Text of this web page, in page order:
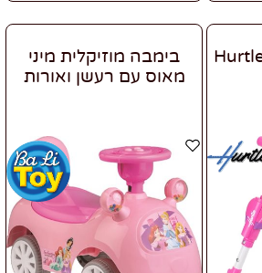
בימבה מוזיקלית מיני
מאוס עם רעשן ואורות